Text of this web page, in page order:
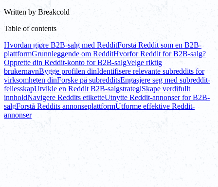
Written by Breakcold
Table of contents
Hvordan gjøre B2B-salg med RedditForstå Reddit som en B2B-
plattformGrunnleggende om RedditHvorfor Reddit for B2B-salg?
Opprette din Reddit-konto for B2B-salgVelge riktig
brukernavnBygge profilen dinIdentifisere relevante subreddits for
virksomheten dinForske på subredditsEngasjere seg med subreddit-
fellesskapUtvikle en Reddit B2B-salgstrategiSkape verdifullt
innholdNavigere Reddits etiketteUtnytte Reddit-annonser for B2B-
salgForstå Reddits annonseplattformUtforme effektive Reddit-
annonser